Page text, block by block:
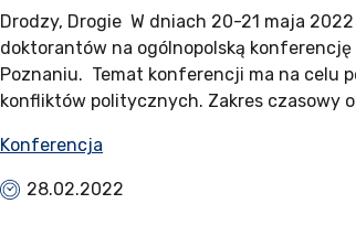
Drodzy, Drogie W dniach 20-21 maja
doktorantów na ogólnopolską
Poznaniu. Temat konferencji ma na celu
konfliktów politycznych. Zakres czasowy
Konferencja
28.02.2022